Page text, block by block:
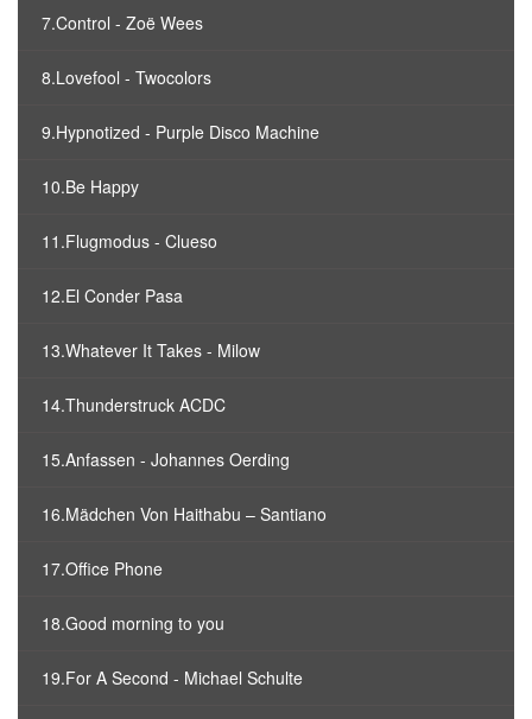
7.Control - Zoë Wees
8.Lovefool - Twocolors
9.Hypnotized - Purple Disco Machine
10.Be Happy
11.Flugmodus - Clueso
12.El Conder Pasa
13.Whatever It Takes - Milow
14.Thunderstruck ACDC
15.Anfassen - Johannes Oerding
16.Mädchen Von Haithabu – Santiano
17.Office Phone
18.Good morning to you
19.For A Second - Michael Schulte